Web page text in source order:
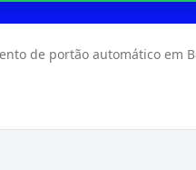
de portão automático em